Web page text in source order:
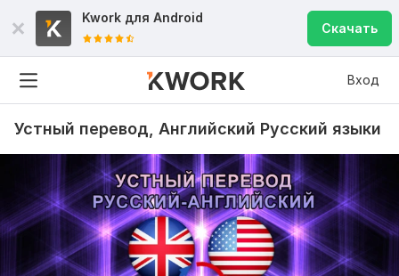
Kwork для Android
Скачать
Вход
Устный перевод, Английский Русский языки